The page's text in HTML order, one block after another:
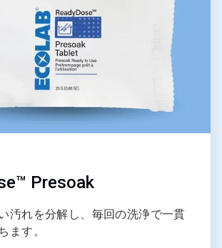
Presoak
汚れを分解し、毎回の洗浄で一貫
ます。